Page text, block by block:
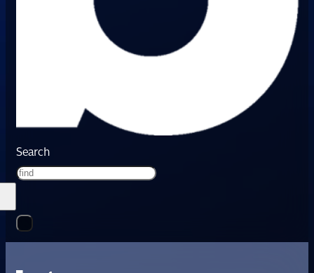
Search